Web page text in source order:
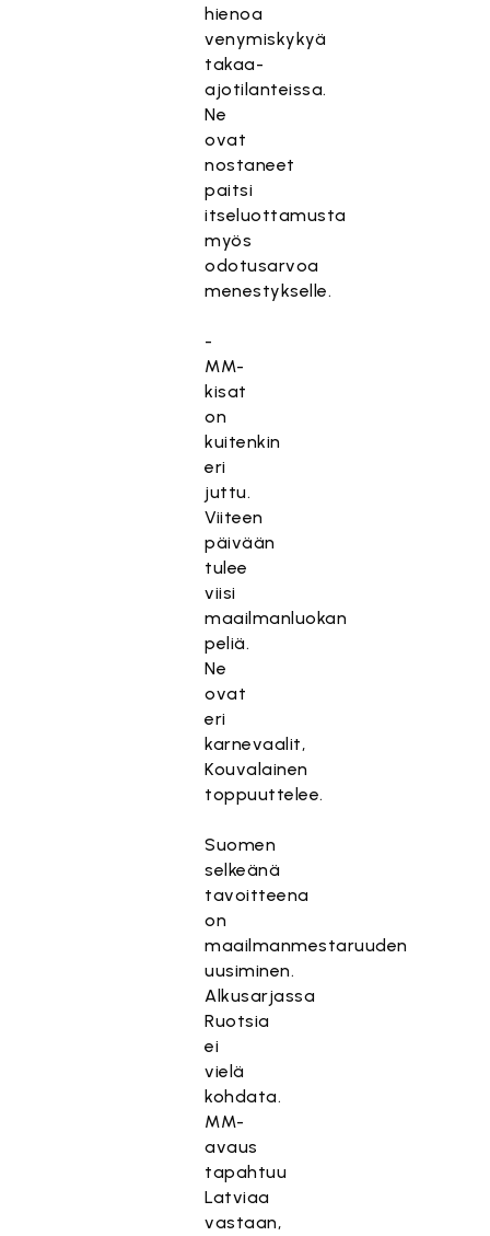
hienoa
venymiskykyä
takaa-
ajotilanteissa.
Ne
ovat
nostaneet
paitsi
itseluottamusta
myös
odotusarvoa
menestykselle.
-
MM-
kisat
on
kuitenkin
eri
juttu.
Viiteen
päivään
tulee
viisi
maailmanluokan
peliä.
Ne
ovat
eri
karnevaalit,
Kouvalainen
toppuuttelee.
Suomen
selkeänä
tavoitteena
on
maailmanmestaruuden
uusiminen.
Alkusarjassa
Ruotsia
ei
vielä
kohdata.
MM-
avaus
tapahtuu
Latviaa
vastaan,